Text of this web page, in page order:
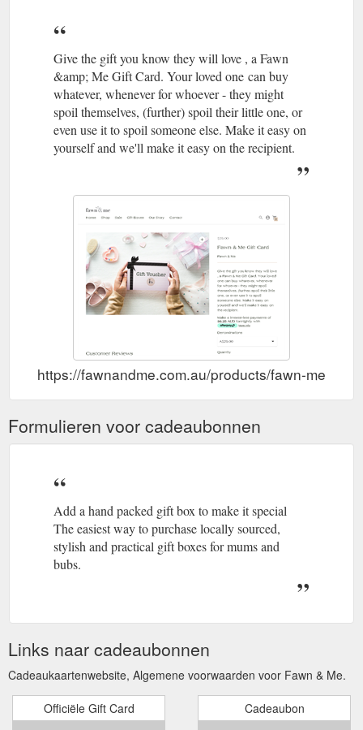
Give the gift you know they will love , a Fawn
&amp; Me Gift Card. Your loved one can buy
whatever, whenever for whoever - they might
spoil themselves, (further) spoil their little one, or
even use it to spoil someone else. Make it easy on
yourself and we'll make it easy on the recipient.
https://fawnandme.com.au/products/fawn-me-gift-
Formulieren voor cadeaubonnen
Add a hand packed gift box to make it special
The easiest way to purchase locally sourced,
stylish and practical gift boxes for mums and
bubs.
Links naar cadeaubonnen
Cadeaukaartenwebsite, Algemene voorwaarden voor Fawn & Me.
Officiële Gift Card Cadeaubon